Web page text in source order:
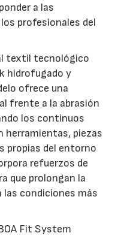
a las
profesionales del
textil tecnológico
hidrofugado y
ofrece una
frente a la abrasión
los continuos
piezas
propias del entorno
refuerzos de
que prolongan la
las condiciones más
Fit System